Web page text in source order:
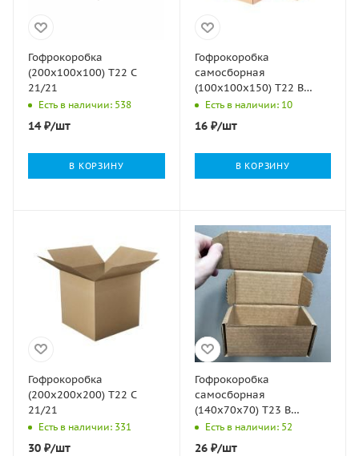
Гофрокоробка
(200х100х100) Т22 С
21/21
Есть в наличии: 538
14₽/шт
В КОРЗИНУ
Гофрокоробка
самосборная
(100х100х150) Т22 В
50/1000
Есть в наличии: 10
16₽/шт
В КОРЗИНУ
Гофрокоробка
(200х200х200) Т22 С
21/21
Есть в наличии: 331
30 ₽/шт
Гофрокоробка
самосборная
(140х70х70) Т23 В
микрогофрокартон
бурый 1/50
Есть в наличии: 52
26₽/шт